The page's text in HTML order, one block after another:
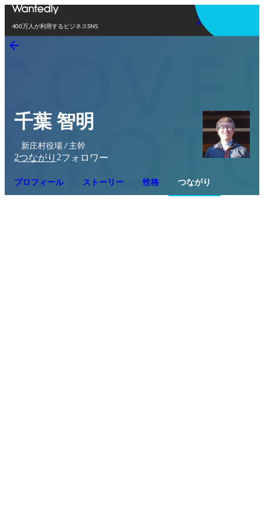
400万人が利用するビジネスSNS
アプリを使う
千葉 智明
新庄村役場 / 主幹
2つながり 2フォロワー
プロフィール ストーリー 性格 つながり